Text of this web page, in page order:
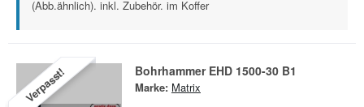
(Abb.ähnlich). inkl. Zubehör. im Koffer
Verpasst! Bohrhammer EHD 1500-30 B1
Marke: Matrix